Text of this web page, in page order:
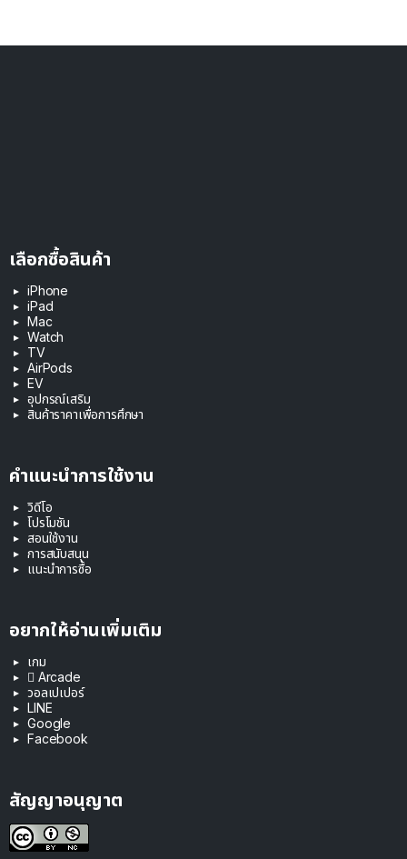
เลือกซื้อสินค้า
iPhone
iPad
Mac
Watch
TV
AirPods
EV
อุปกรณ์เสริม
สินค้าราคาเพื่อการศึกษา
คำแนะนำการใช้งาน
วิดีโอ
โปรโมชัน
สอนใช้งาน
การสนับสนุน
แนะนำการซื้อ
อยากให้อ่านเพิ่มเติม
เกม
 Arcade
วอลเปเปอร์
LINE
Google
Facebook
สัญญาอนุญาต